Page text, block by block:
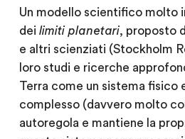
Un modello scientifico molto
dei limiti planetari, proposto
e altri scienziati (Stockholm
loro studi e ricerche
Terra come un sistema fisico
complesso (davvero molto
autoregola e mantiene la